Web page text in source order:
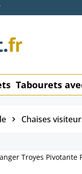
Tabourets
Chaises